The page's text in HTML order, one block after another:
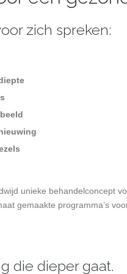
zich spreken:
unieke behandelconcept
gemaakte programma’s
die dieper gaat.